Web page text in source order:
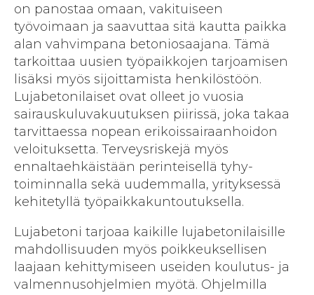
on panostaa omaan, vakituiseen
työvoimaan ja saavuttaa sitä kautta paikka
alan vahvimpana betoniosaajana. Tämä
tarkoittaa uusien työpaikkojen tarjoamisen
lisäksi myös sijoittamista henkilöstöön.
Lujabetonilaiset ovat olleet jo vuosia
sairauskuluvakuutuksen piirissä, joka takaa
tarvittaessa nopean erikoissairaanhoidon
veloituksetta. Terveysriskejä myös
ennaltaehkäistään perinteisellä tyhy-
toiminnalla sekä uudemmalla, yrityksessä
kehitetyllä työpaikkakuntoutuksella.
Lujabetoni tarjoaa kaikille lujabetonilaisille
mahdollisuuden myös poikkeuksellisen
laajaan kehittymiseen useiden koulutus- ja
valmennusohjelmien myötä. Ohjelmilla